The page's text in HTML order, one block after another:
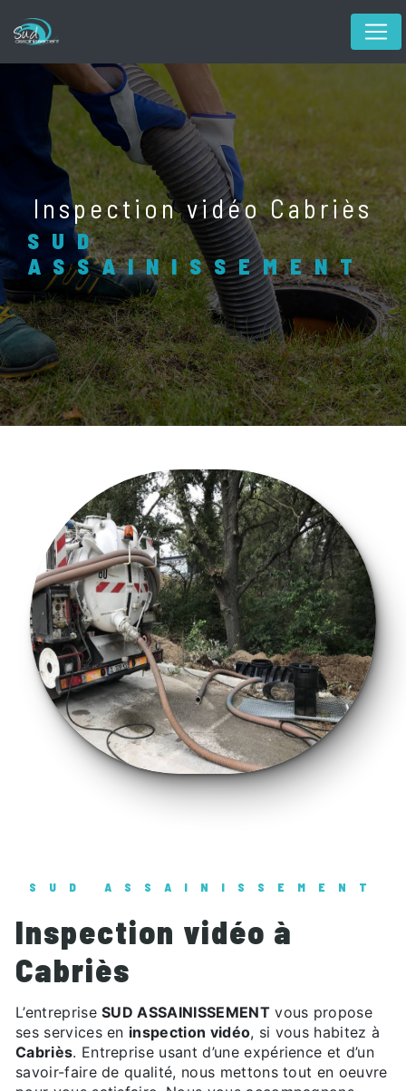
inspection vidéo Cabriès
SUD
ASSAINISSEMENT
SUD ASSAINISSEMENT
inspection vidéo à
Cabriès
L’entrepriseSUD ASSAINISSEMENTvous propose
ses services en inspection vidéo, si vous habitez à
Cabriès. Entreprise usant d’une expérience et d’un
savoir-faire de qualité, nous mettons tout en oeuvre